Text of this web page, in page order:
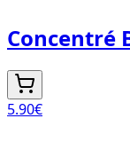
Concentré
5.90€